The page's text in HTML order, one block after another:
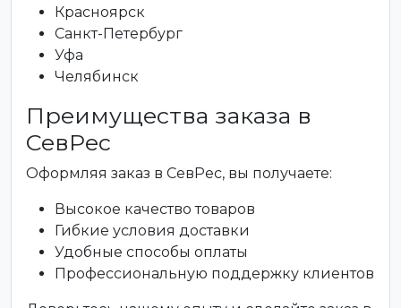
Красноярск
Санкт-Петербург
Уфа
Челябинск
Преимущества заказа в
СевРес
Оформляя заказ в СевРес, вы получаете:
Высокое качество товаров
Гибкие условия доставки
Удобные способы оплаты
Профессиональную поддержку клиентов